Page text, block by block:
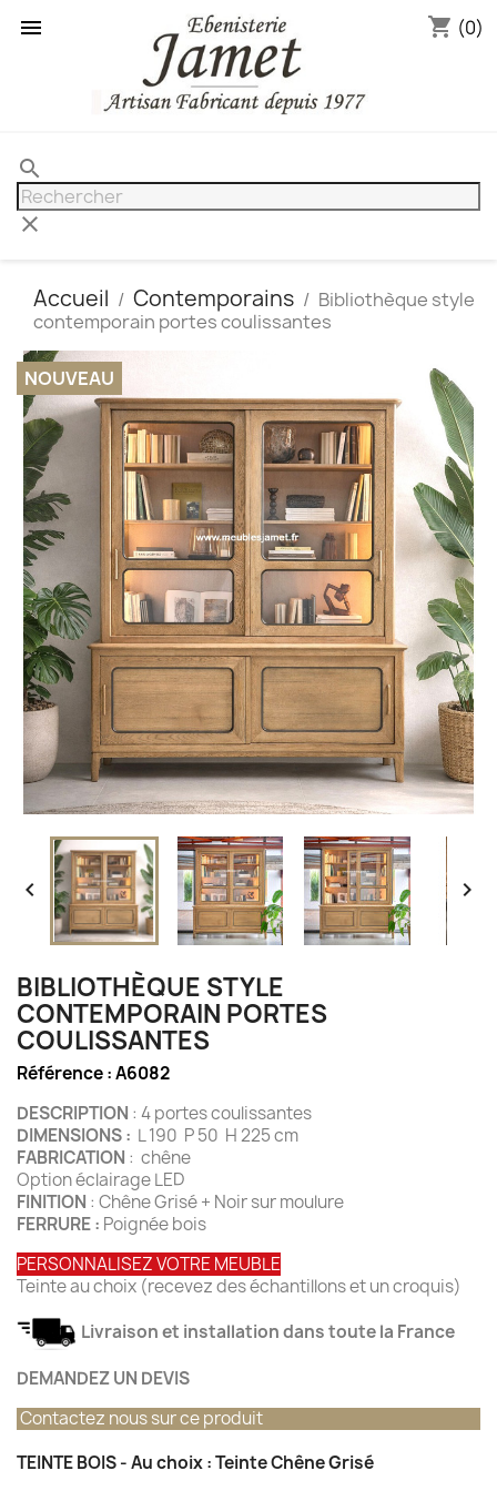
 shopping_cart (0)
search
clear
Accueil Contemporains
Bibliothèque style
contemporain portes coulissantes
NOUVEAU
 
BIBLIOTHÈQUE STYLE
CONTEMPORAIN PORTES
COULISSANTES
Référence :A6082
DESCRIPTION : 4 portes coulissantes
DIMENSIONS : L 190 P 50 H 225 cm
FABRICATION : chêne
Option éclairage LED
FINITION : Chêne Grisé + Noir sur moulure
FERRURE : Poignée bois
PERSONNALISEZ VOTRE MEUBLE
Teinte au choix (recevez des échantillons et un croquis)
Livraison et installation dans toute la France
DEMANDEZ UN DEVIS
Contactez nous sur ce produit
TEINTE BOIS - Au choix : Teinte Chêne Grisé